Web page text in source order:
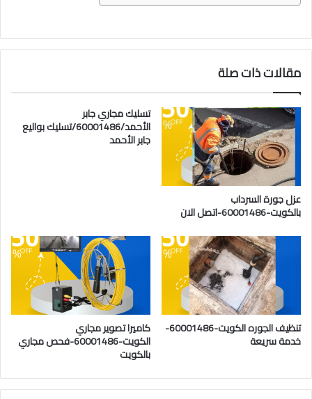
مقالات ذات صلة
عزل جورة السرداب
بالكويت-60001486-اتصل الان
تسليك مجاري جابر
الأحمد/60001486/تسليك بواليع
جابر الأحمد
تنظيف الجوره الكويت-60001486-
خدمة سريعة
كاميرا تصوير مجاري
الكويت-60001486-فحص مجاري
بالكويت